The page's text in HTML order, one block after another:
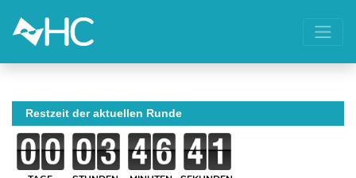
Restzeit der aktuellen Runde